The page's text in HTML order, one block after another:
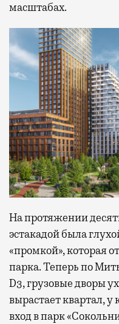
масштабах.
На протяжении
эстакадой была
«промкой», которая
парка. Теперь по
D3, грузовые дворы
вырастает квартал, у
вход в парк